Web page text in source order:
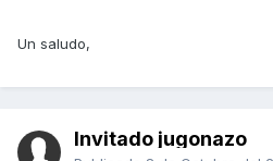
Un saludo,
Invitado jugonazo